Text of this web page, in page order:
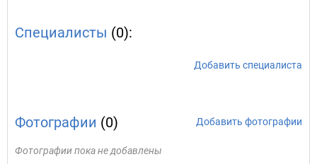
Специалисты (0):
Добавить специалиста
Фотографии (0) Добавить фотографии
Фотографии пока не добавлены